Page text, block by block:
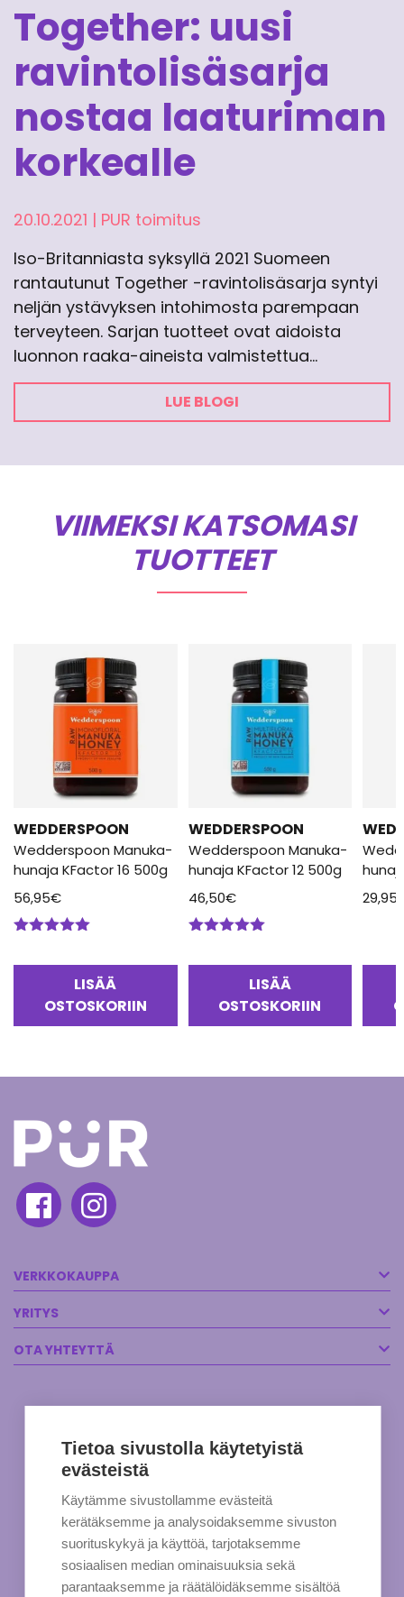
Together: uusi
ravintolisäsarja
nostaa laaturiman
korkealle
20.10.2021 | PUR toimitus
Iso-Britanniasta syksyllä 2021 Suomeen
rantautunut Together -ravintolisäsarja syntyi
neljän ystävyksen intohimosta parempaan
terveyteen. Sarjan tuotteet ovat aidoista
luonnon raaka-aineista valmistettua…
LUE BLOGI
VIIMEKSI KATSOMASI
TUOTTEET
WEDDERSPOON
Wedderspoon Manuka-
hunaja KFactor 16 500g
56,95€
LISÄÄ
OSTOSKORIIN
WEDDERSPOON
Wedderspoon Manuka-
hunaja KFactor 12 500g
46,50€
LISÄÄ
OSTOSKORIIN
29,95
VERKKOKAUPPA
YRITYS
OTA YHTEYTTÄ
Tietoa sivustolla käytetyistä
evästeistä
Käytämme sivustollamme evästeitä
kerätäksemme ja analysoidaksemme sivuston
suorituskykyä ja käyttöä, tarjotaksemme
sosiaalisen median ominaisuuksia sekä
parantaaksemme ja räätälöidäksemme sisältöä